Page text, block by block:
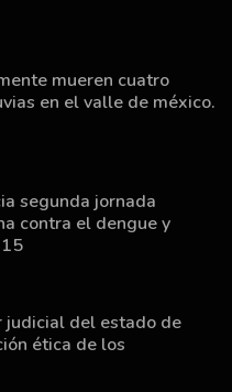
mueren cuatro
en el valle de méxico.
segunda jornada
contra el dengue y
judicial del estado de
ética de los